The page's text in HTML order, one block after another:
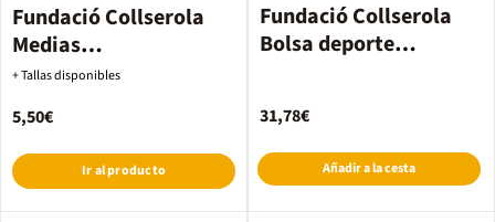
Fundació Collserola
Medias
Basquet/Handbol/Vole
+ Tallas disponibles
5,50€
Ir al producto
Fundació Collserola
Bolsa deporte
31,78€
Añadir a la cesta